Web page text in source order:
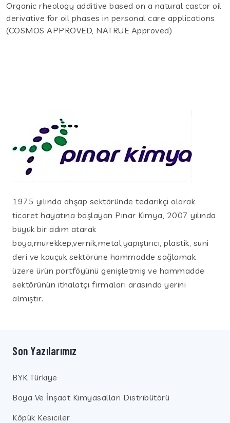
Organic rheology additive based on a natural castor oil
derivative for oil phases in personal care applications
(COSMOS APPROVED, NATRUE Approved)
1975 yılında ahşap sektöründe tedarikçi olarak
ticaret hayatına başlayan Pınar Kimya, 2007 yılında
büyük bir adım atarak
boya,mürekkep,vernik,metal,yapıştırıcı, plastik, suni
deri ve kauçuk sektörüne hammadde sağlamak
üzere ürün portföyünü genişletmiş ve hammadde
sektörünün ithalatçı firmaları arasında yerini
almıştır.
Son Yazılarımız
BYK Türkiye
Boya Ve İnşaat Kimyasalları Distribütörü
Köpük Kesiciler